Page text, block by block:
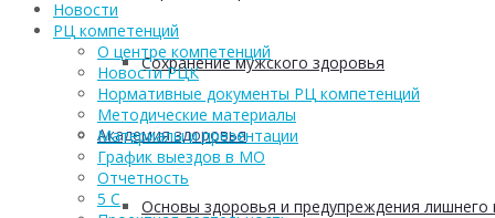
Сохранение мужского здоровья
Академия здоровья
Основы здоровья и предупреждения лишнего
Новости
РЦ компетенций
О центре компетенций
Новости РЦК
Нормативные документы РЦ компетенций
Методические материалы
Материалы и презентации
График выездов в МО
Отчетность
5 С